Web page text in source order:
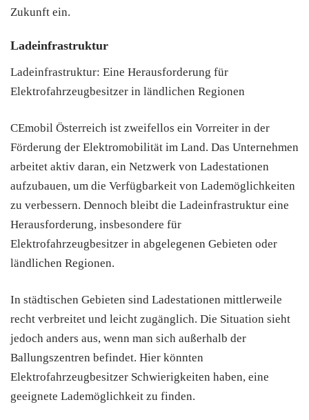
Zukunft ein.
Ladeinfrastruktur
Ladeinfrastruktur: Eine Herausforderung für
Elektrofahrzeugbesitzer in ländlichen Regionen
CEmobil Österreich ist zweifellos ein Vorreiter in der
Förderung der Elektromobilität im Land. Das Unternehmen
arbeitet aktiv daran, ein Netzwerk von Ladestationen
aufzubauen, um die Verfügbarkeit von Lademöglichkeiten
zu verbessern. Dennoch bleibt die Ladeinfrastruktur eine
Herausforderung, insbesondere für
Elektrofahrzeugbesitzer in abgelegenen Gebieten oder
ländlichen Regionen.
In städtischen Gebieten sind Ladestationen mittlerweile
recht verbreitet und leicht zugänglich. Die Situation sieht
jedoch anders aus, wenn man sich außerhalb der
Ballungszentren befindet. Hier könnten
Elektrofahrzeugbesitzer Schwierigkeiten haben, eine
geeignete Lademöglichkeit zu finden.